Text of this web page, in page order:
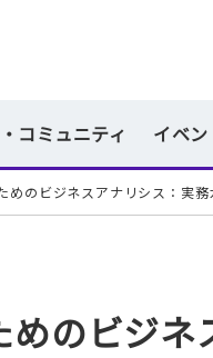
コミュニティ イベ
めのビジネスアナリシス：実
のビジ